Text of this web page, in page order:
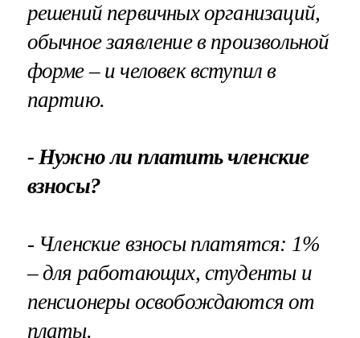
решений первичных организаций,
обычное заявление в произвольной
форме – и человек вступил в
партию.
- Нужно ли платить членские
взносы?
- Членские взносы платятся: 1%
– для работающих, студенты и
пенсионеры освобождаются от
платы.